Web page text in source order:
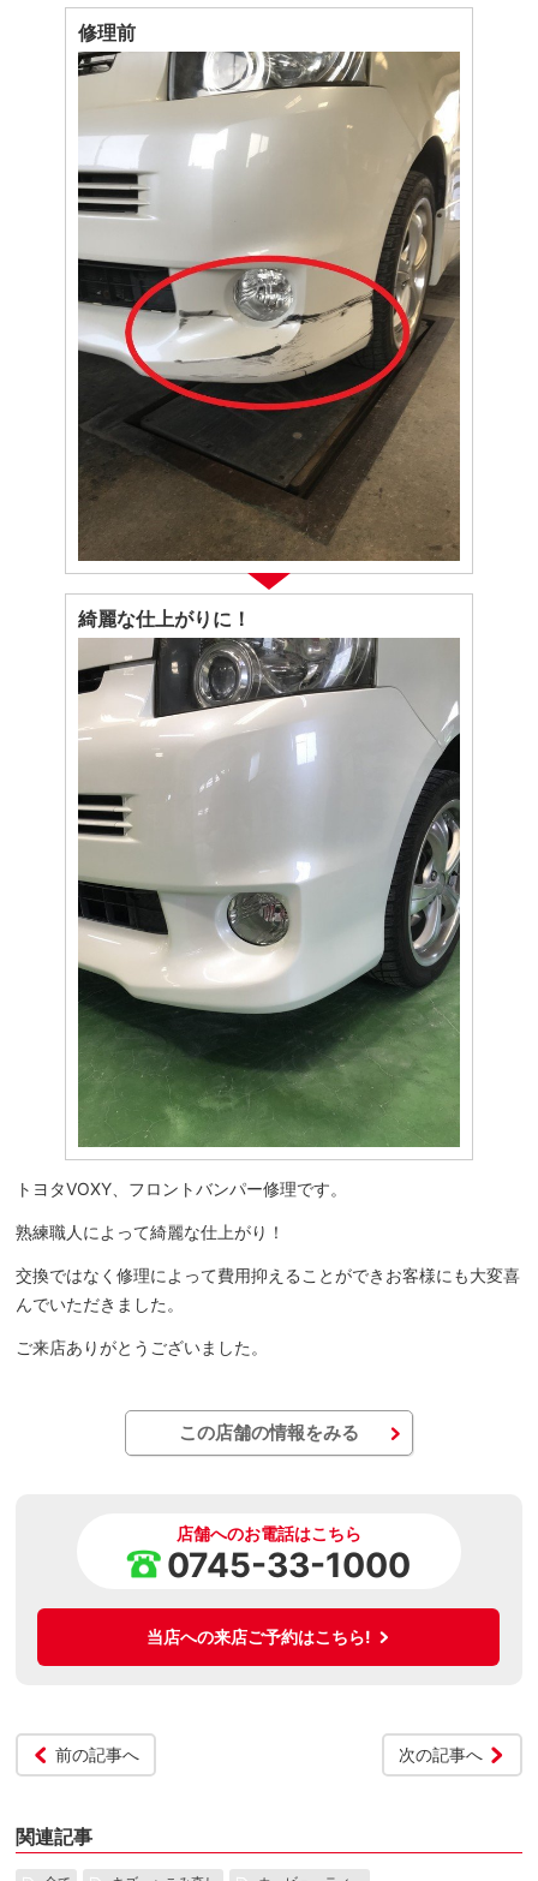
修理前
綺麗な仕上がりに！
トヨタVOXY、フロントバンパー修理です。
熟練職人によって綺麗な仕上がり！
交換ではなく修理によって費用抑えることができお客様にも大変喜
んでいただきました。
ご来店ありがとうございました。
この店舗の情報をみる
店舗へのお電話はこちら
0745-33-1000
当店への来店ご予約はこちら!
前の記事へ 次の記事へ
関連記事